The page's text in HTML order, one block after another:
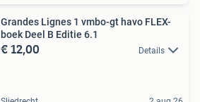
Grandes Lignes 1 vmbo-gt havo FLEX-
boek Deel B Editie 6.1
€ 12,00 Details